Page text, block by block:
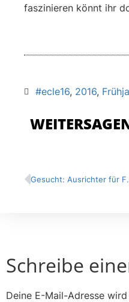
faszinieren könnt ihr
#ecle16, 2016,
Gesucht:
Schreibe
Deine E-Mail-Adresse